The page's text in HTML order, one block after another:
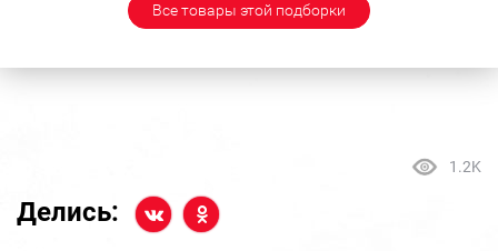
Все товары этой подборки
1.2K
Делись: